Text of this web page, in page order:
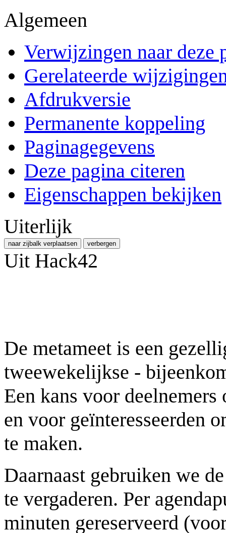
Algemeen
Verwijzingen naar deze
Gerelateerde
Afdrukversie
Permanente koppeling
Paginagegevens
Deze pagina citeren
Eigenschappen bekijken
Uiterlijk
naar zijbalk verplaatsen verbergen
Uit Hack42
De metameet is een
tweewekelijkse -
Een kans voor
en voor geïnteresseerden
te maken.
Daarnaast gebruiken we
te vergaderen. Per
minuten gereserveerd